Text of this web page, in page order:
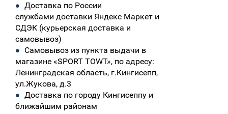
Доставка по России
службами доставки Яндекс Маркет и
СДЭК (курьерская доставка и
самовывоз)
Самовывоз из пункта выдачи в
магазине «SPORT TOWT», по адресу:
Ленинградская область, г.Кингисепп,
ул.Жукова, д.3
Доставка по городу Кингисеппу и
ближайшим районам